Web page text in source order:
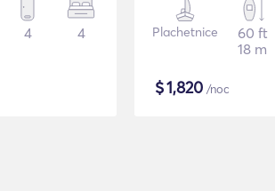
4 4 Plachetnice
60 ft
18 m
$1,820 /noc